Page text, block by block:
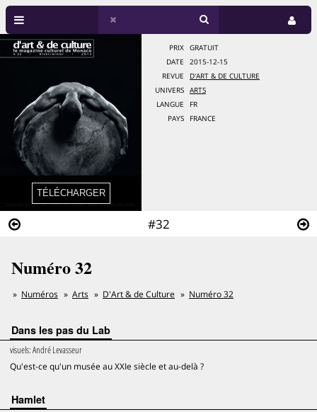
#32
PRIX
GRATUIT
DATE
2015-12-15
REVUE
D'ART & DE CULTURE
UNIVERS
ARTS
LANGUE
FR
PAYS
FRANCE
Numéro 32
Numéros Arts D'Art & de Culture Numéro 32
Dans les pas du Lab
visuels:André Levasseur
Qu'est-ce qu'un musée au XXIe siècle et au-delà ?
Hamlet